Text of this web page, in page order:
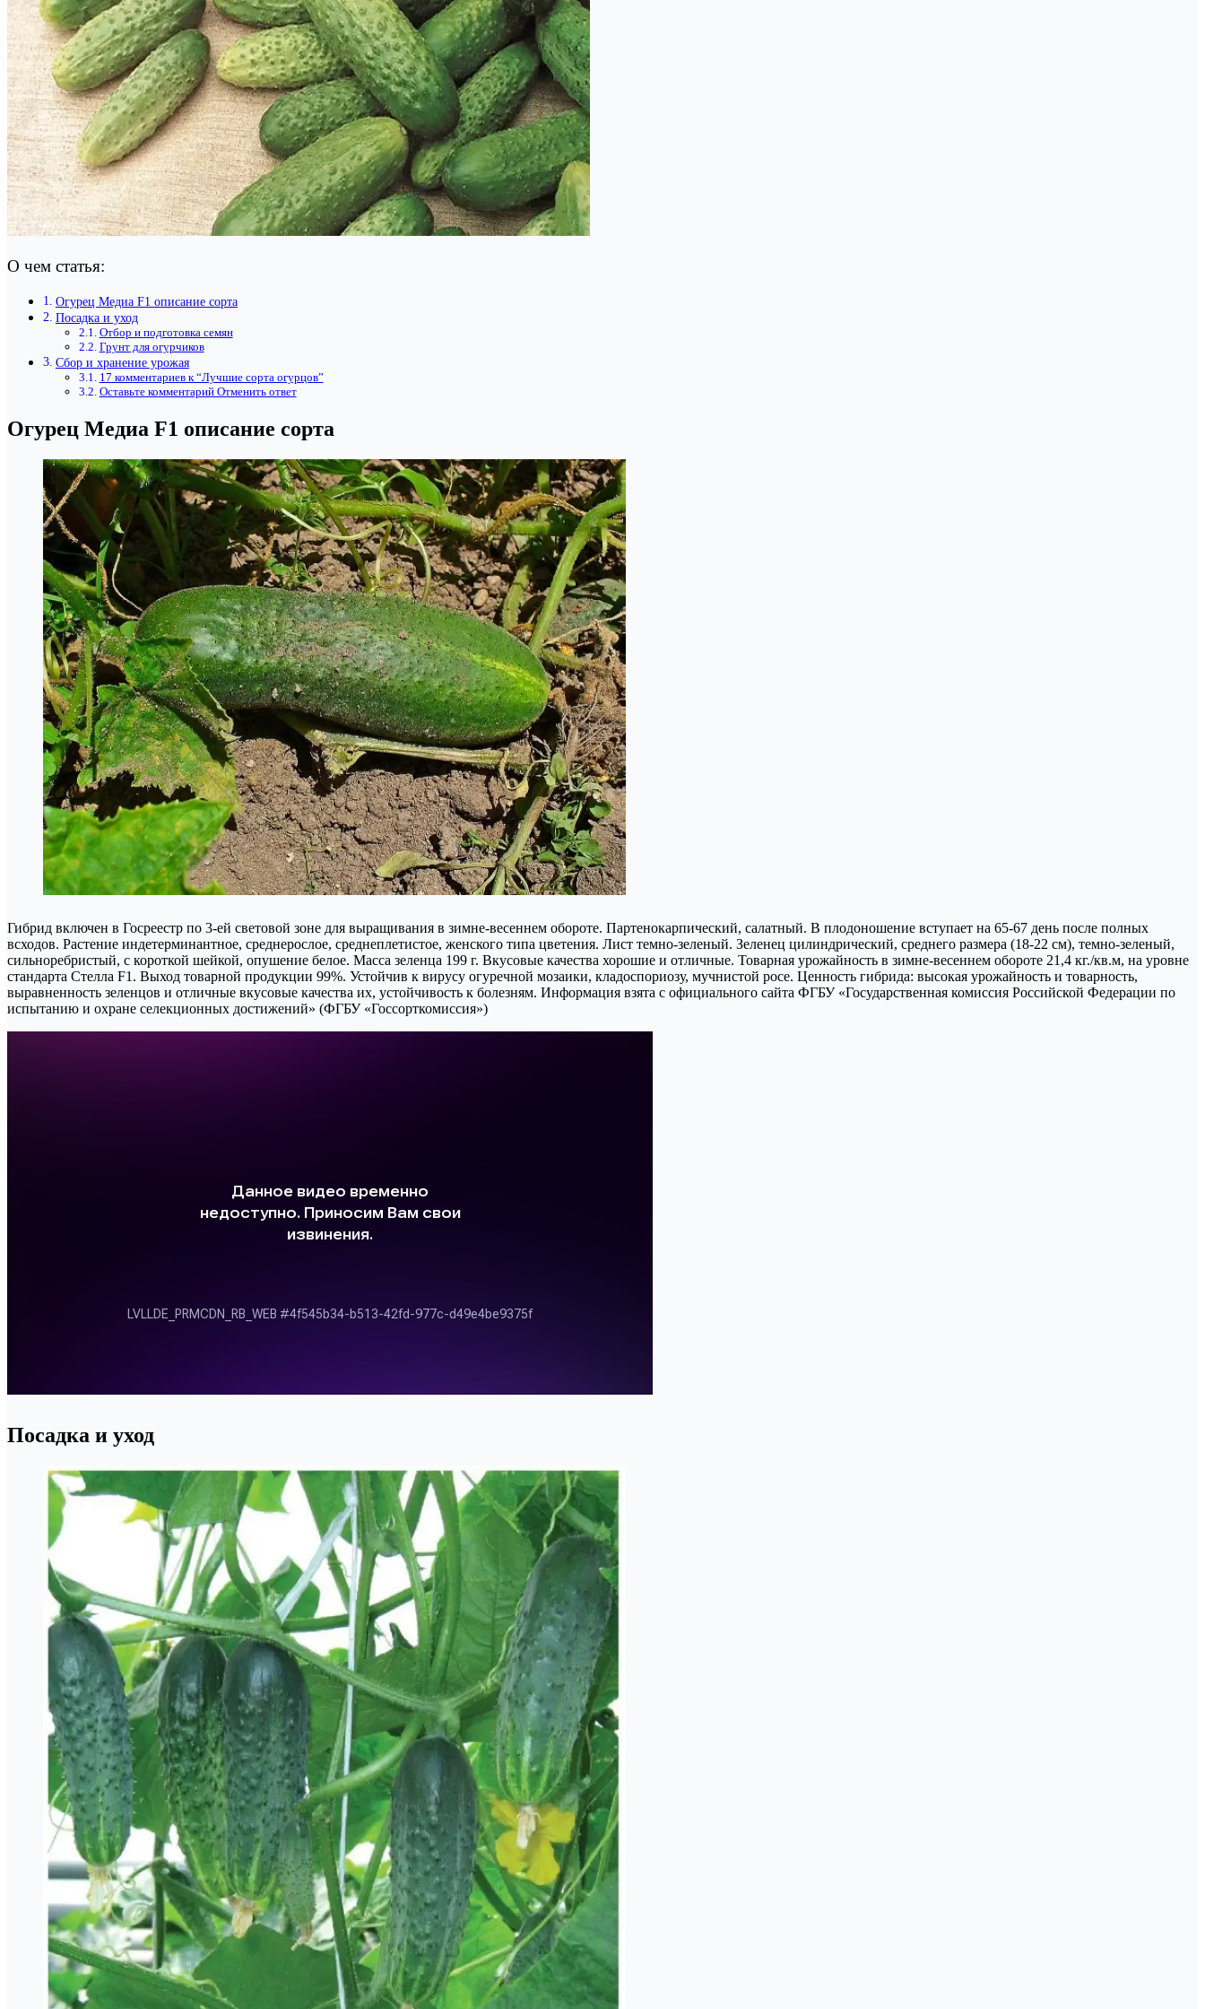
О чем статья:
Огурец Медиа F1 описание сорта
Посадка и уход
Отбор и подготовка семян
Грунт для огурчиков
Сбор и хранение урожая
17 комментариев к “Лучшие сорта огурцов”
Оставьте комментарий Отменить ответ
Огурец Медиа F1 описание сорта
Гибрид включен в Госреестр по 3-ей световой зоне для выращивания в зимне-весеннем обороте. Партенокарпический, салатный. В плодоношение вступает на 65-67 день после полных
всходов. Растение индетерминантное, среднерослое, среднеплетистое, женского типа цветения. Лист темно-зеленый. Зеленец цилиндрический, среднего размера (18-22 см), темно-зеленый,
сильноребристый, с короткой шейкой, опушение белое. Масса зеленца 199 г. Вкусовые качества хорошие и отличные. Товарная урожайность в зимне-весеннем обороте 21,4 кг./кв.м, на уровне
стандарта Стелла F1. Выход товарной продукции 99%. Устойчив к вирусу огуречной мозаики, кладоспориозу, мучнистой росе. Ценность гибрида: высокая урожайность и товарность,
выравненность зеленцов и отличные вкусовые качества их, устойчивость к болезням. Информация взята с официального сайта ФГБУ «Государственная комиссия Российской Федерации по
иcпытанию и охране селекционных достижений» (ФГБУ «Госсорткомиссия»)
Посадка и уход